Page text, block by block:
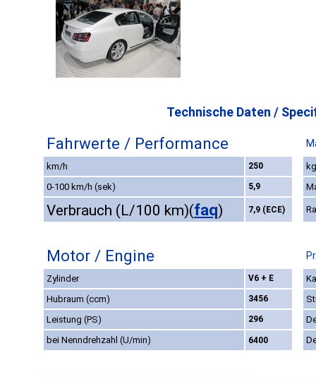
Technische Daten /
Fahrwerte / Performance
km/h 250
0-100 km/h (sek)
5,9
Verbrauch (L/100 km)(faq) 7,9 (ECE)
Motor / Engine
Zylinder V6 + E
Hubraum (ccm)
3456
Leistung (PS)
296
bei Nenndrehzahl (U/min)
6400